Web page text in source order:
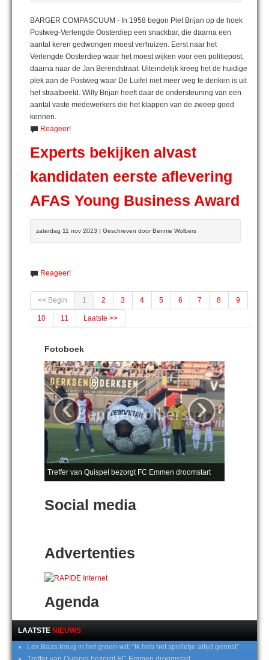
BARGER COMPASCUUM - In 1958 begon Piet Brijan op de hoek
Postweg-Verlengde Oosterdiep een snackbar, die daarna een
aantal keren gedwongen moest verhuizen. Eerst naar het
Verlengde Oosterdiep waar het moest wijken voor een politiepost,
daarna naar de Jan Berendstraat. Uiteindelijk kreeg het de huidige
plek aan de Postweg waar De Luifel niet meer weg te denken is uit
het straatbeeld. Willy Brijan heeft daar de ondersteuning van een
aantal vaste medewerkers die het klappen van de zweep goed
kennen.
Reageer!
Experts bekijken alvast
kandidaten eerste aflevering
AFAS Young Business Award
zaterdag 11 nov 2023 | Geschreven door Bennie Wolbers
Reageer!
<< Begin 1 2 3 4 5 6 7 8 9
10 11 Laatste >>
Fotoboek
Treffer van Quispel bezorgt FC Emmen droomstart
‹ ›
Social media
Advertenties
Agenda
LAATSTE NIEUWS
Lex Baas terug in het groen-wit: “Ik heb het spelletje altijd gemist”